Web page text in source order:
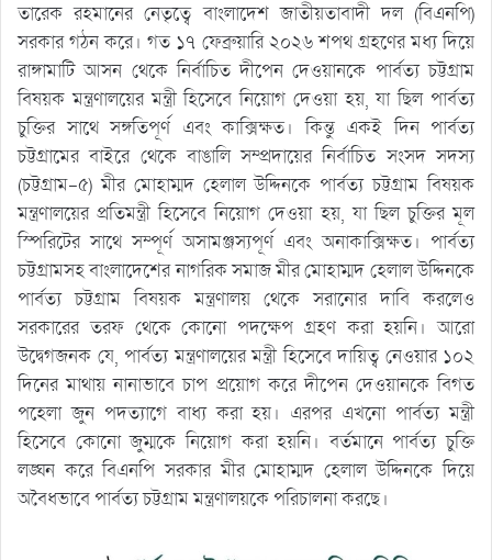
তারেক রহমানের নেতৃত্বে বাংলাদেশ জাতীয়তাবাদী দল (বিএনপি)
সরকার গঠন করে। গত ১৭ ফেব্রুয়ারি ২০২৬ শপথ গ্রহণের মধ্য দিয়ে
রাঙ্গামাটি আসন থেকে নির্বাচিত দীপেন দেওয়ানকে পার্বত্য চট্টগ্রাম
বিষয়ক মন্ত্রণালয়ের মন্ত্রী হিসেবে নিয়োগ দেওয়া হয়, যা ছিল পার্বত্য
চুক্তির সাথে সঙ্গতিপূর্ণ এবং কাক্সিক্ষত। কিন্তু একই দিন পার্বত্য
চট্টগ্রামের বাইরে থেকে বাঙালি সম্প্রদায়ের নির্বাচিত সংসদ সদস্য
(চট্টগ্রাম-৫) মীর মোহাম্মদ হেলাল উদ্দিনকে পার্বত্য চট্টগ্রাম বিষয়ক
মন্ত্রণালয়ের প্রতিমন্ত্রী হিসেবে নিয়োগ দেওয়া হয়, যা ছিল চুক্তির মূল
স্পিরিটের সাথে সম্পূর্ণ অসামঞ্জস্যপূর্ণ এবং অনাকাক্সিক্ষত। পার্বত্য
চট্টগ্রামসহ বাংলাদেশের নাগরিক সমাজ মীর মোহাম্মদ হেলাল উদ্দিনকে
পার্বত্য চট্টগ্রাম বিষয়ক মন্ত্রণালয় থেকে সরানোর দাবি করলেও
সরকারের তরফ থেকে কোনো পদক্ষেপ গ্রহণ করা হয়নি। আরো
উদ্বেগজনক যে, পার্বত্য মন্ত্রণালয়ের মন্ত্রী হিসেবে দায়িত্ব নেওয়ার ১০২
দিনের মাথায় নানাভাবে চাপ প্রয়োগ করে দীপেন দেওয়ানকে বিগত
পহেলা জুন পদত্যাগে বাধ্য করা হয়। এরপর এখনো পার্বত্য মন্ত্রী
হিসেবে কোনো জুম্মকে নিয়োগ করা হয়নি। বর্তমানে পার্বত্য চুক্তি
লঙ্ঘন করে বিএনপি সরকার মীর মোহাম্মদ হেলাল উদ্দিনকে দিয়ে
অবৈধভাবে পার্বত্য চট্টগ্রাম মন্ত্রণালয়কে পরিচালনা করছে।